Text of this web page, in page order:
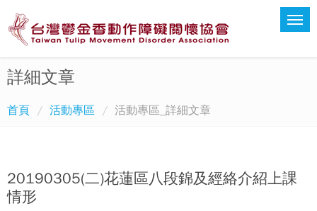
詳細文章
首頁 活動專區 活動專區_詳細文章
20190305(二)花蓮區八段錦及經絡介紹上課
情形